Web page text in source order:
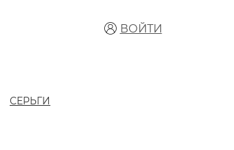
ВОЙТИ
СЕРЬГИ